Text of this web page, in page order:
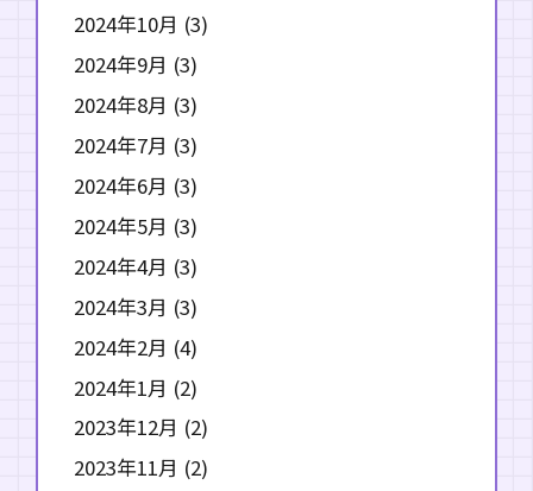
2024年10月 (3)
2024年9月 (3)
2024年8月 (3)
2024年7月 (3)
2024年6月 (3)
2024年5月 (3)
2024年4月 (3)
2024年3月 (3)
2024年2月 (4)
2024年1月 (2)
2023年12月 (2)
2023年11月 (2)